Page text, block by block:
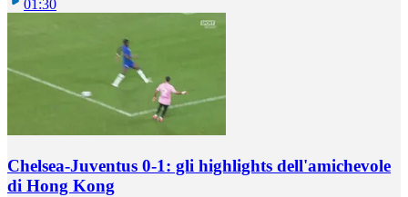
01:30
Chelsea-Juventus 0-1: gli highlights dell'amichevole
di Hong Kong